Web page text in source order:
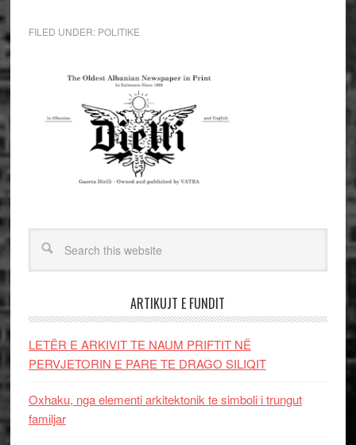
FILED UNDER: POLITIKE
ARTIKUJT E FUNDIT
LETËR E ARKIVIT TE NAUM PRIFTIT NË
PERVJETORIN E PARE TE DRAGO SILIQIT
Oxhaku, nga elementi arkitektonik te simboli i trungut
familjar